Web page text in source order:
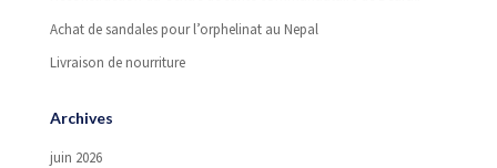
Achat de sandales pour l’orphelinat au Nepal
Livraison de nourriture
Archives
juin 2026